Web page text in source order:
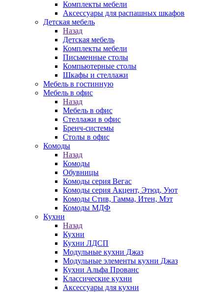
Комплекты мебели
Аксессуары для распашных шкафов
Детская мебель
Назад
Детская мебель
Комплекты мебели
Письменные столы
Компьютерные столы
Шкафы и стеллажи
Мебель в гостинную
Мебель в офис
Назад
Мебель в офис
Стеллажи в офис
Бренч-системы
Столы в офис
Комоды
Назад
Комоды
Обувницы
Комоды серия Вегас
Комоды серия Акцент, Этюд, Уют
Комоды Стив, Гамма, Итен, Мэт
Комоды МДФ
Кухни
Назад
Кухни
Кухни ЛДСП
Модульные кухни Джаз
Модульные элементы кухни Джаз
Кухни Альфа Прованс
Классические кухни
Аксессуары для кухни